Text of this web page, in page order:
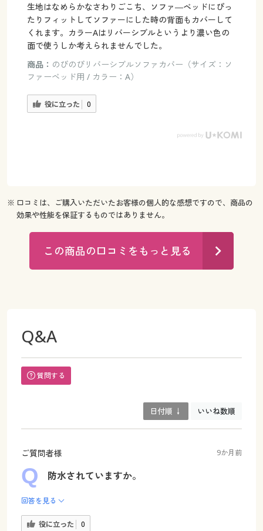
生地はなめらかなさわりごこち、ソファ―ベッドにぴっ
たりフィットしてソファーにした時の背面もカバーして
くれます。カラーAはリバーシブルというより濃い色の
面で使うしか考えられませんでした。
商品： のびのびリバーシブルソファカバー（サイズ：ソ
ファーベッド用 / カラー：A）
役に立った 0
※ 口コミは、ご購入いただいたお客様の個人的な感想ですので、商品の
効果や性能を保証するものではありません。
この商品の口コミをもっと見る
Q&A
質問する
日付順 ↓ いいね数順
ご質問者様 9か月前
防水されていますか。
回答を見る
役に立った 0